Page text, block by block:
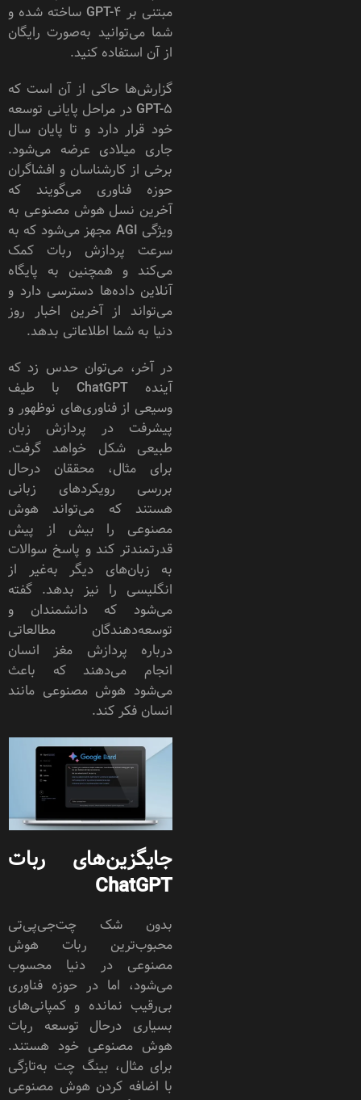
مبتنی بر GPT-4 ساخته شده و
شما می‌توانید به‌صورت رایگان
از آن استفاده کنید.
گزارش‌ها حاکی از آن است که
GPT-5 در مراحل پایانی توسعه
خود قرار دارد و تا پایان سال
جاری میلادی عرضه می‌شود.
برخی از کارشناسان و افشاگران
حوزه فناوری می‌گویند که
آخرین نسل هوش مصنوعی به
ویژگی ‌AGI مجهز می‌شود که به
سرعت پردازش ربات کمک
می‌کند و همچنین به پایگاه
آنلاین داده‌ها دسترسی دارد و
می‌تواند از آخرین اخبار روز
دنیا به شما اطلاعاتی بدهد.
در آخر، می‌توان حدس زد که
آینده ChatGPT با طیف
وسیعی از فناوری‌های نوظهور و
پیشرفت در پردازش زبان
طبیعی شکل خواهد گرفت.
برای مثال، محققان درحال
بررسی رویکردهای زبانی
هستند که می‌تواند هوش
مصنوعی را بیش از پیش
قدرتمند‌تر کند و پاسخ‌ سوالات
به زبان‌های دیگر به‌غیر از
انگلیسی را نیز بدهد. گفته‌
می‌شود که دانشمندان و
توسعه‌دهندگان مطالعاتی
درباره پردازش مغز انسان
انجام می‌دهند که باعث
می‌شود هوش مصنوعی مانند
انسان فکر کند.
جایگزین‌های ربات
ChatGPT
بدون شک چت‌جی‌پی‌تی
محبوب‌ترین ربات هوش
مصنوعی در دنیا محسوب
می‌شود، اما در حوزه فناوری
بی‌رقیب نمانده و کمپانی‌های
بسیاری درحال توسعه ربات
هوش مصنوعی خود هستند.
برای مثال، بینگ چت به‌تازگی
با اضافه کردن هوش مصنوعی